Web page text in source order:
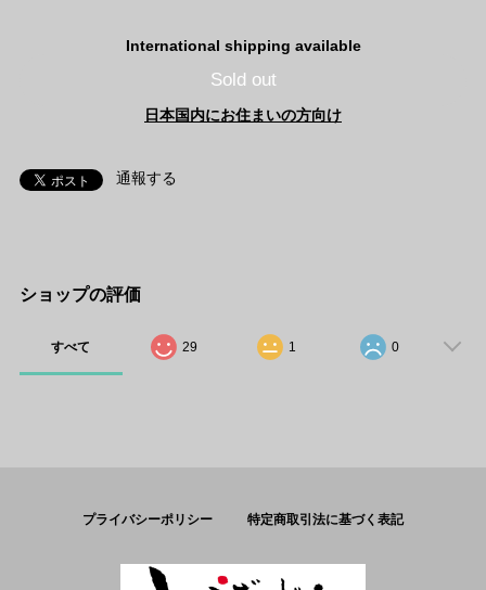
International shipping available
Sold out
日本国内にお住まいの方向け
通報する
ショップの評価
すべて 29 1 0
プライバシーポリシー 特定商取引法に基づく表記